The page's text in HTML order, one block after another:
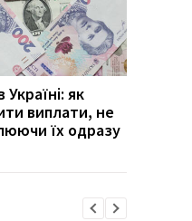
Україні: як
виплати, не
їх одразу